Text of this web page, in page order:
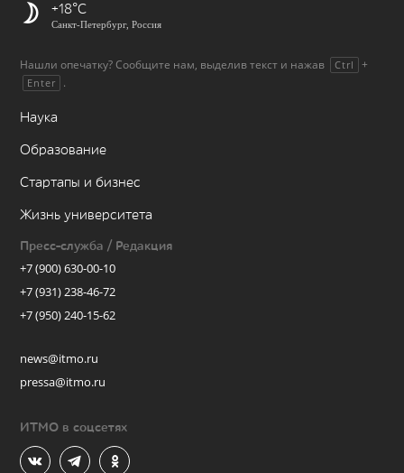
+18
Санкт-Петербург, Россия
Нашли опечатку? Сообщите нам, выделив текст и нажав Ctrl +
Enter .
Наука
Образование
Стартапы и бизнес
Жизнь университета
Пресс-служба / Редакция
+7 (900) 630-00-10
+7 (931) 238-46-72
+7 (950) 240-15-62
news@itmo.ru
pressa@itmo.ru
ИТМО в соцсетях